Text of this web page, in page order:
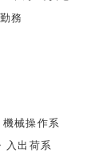
務
機械操作系
入出荷系